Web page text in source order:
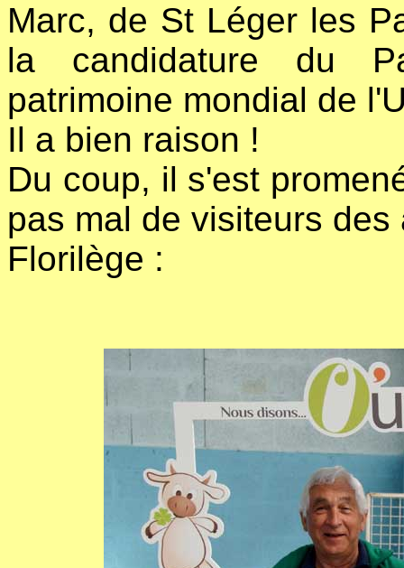
Marc, de St Léger les
la candidature du
patrimoine mondial de
Il a bien raison !
Du coup, il s'est
pas mal de visiteurs
Florilège :